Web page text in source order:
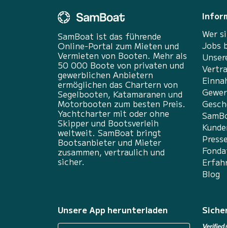
SamBoat ist das führende
Online-Portal zum Mieten und
Vermieten von Booten. Mehr als
50 000 Boote von privaten und
gewerblichen Anbietern
ermöglichen das Chartern von
Segelbooten, Katamaranen und
Motorbooten zum besten Preis.
Yachtcharter mit oder ohne
Skipper und Bootsverleih
weltweit. SamBoat bringt
Bootsanbieter und Mieter
zusammen, vertraulich und
sicher.
Wer
Jobs
Presse
Blog
Unsere App herunterladen